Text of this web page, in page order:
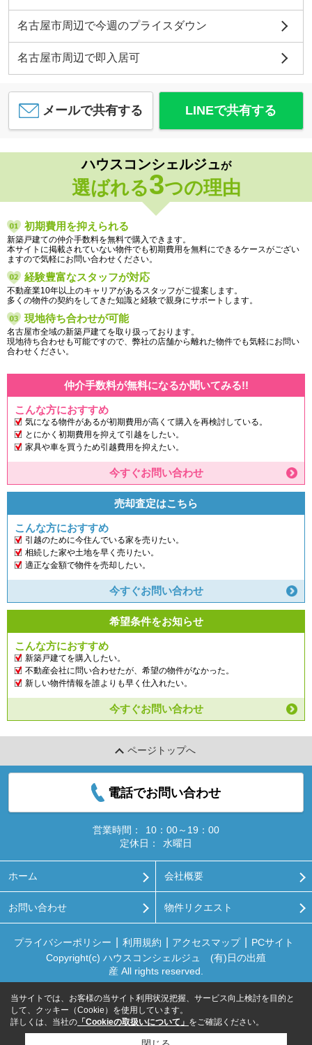
名古屋市周辺で今週のプライスダウン
名古屋市周辺で即入居可
メールで共有する LINEで共有する
ハウスコンシェルジュが
選ばれる3つの理由
初期費用を抑えられる
新築戸建ての仲介手数料を無料で購入できます。
本サイトに掲載されていない物件でも初期費用を無料にできるケースがござい
ますので気軽にお問い合わせください。
経験豊富なスタッフが対応
不動産業10年以上のキャリアがあるスタッフがご提案します。
多くの物件の契約をしてきた知識と経験で親身にサポートします。
現地待ち合わせが可能
名古屋市全域の新築戸建てを取り扱っております。
現地待ち合わせも可能ですので、弊社の店舗から離れた物件でも気軽にお問い
合わせください。
仲介手数料が無料になるか聞いてみる!!
こんな方におすすめ
気になる物件があるが初期費用が高くて購入を再検討している。
とにかく初期費用を抑えて引越をしたい。
家具や車を買うため引越費用を抑えたい。
今すぐお問い合わせ
売却査定はこちら
こんな方におすすめ
引越のために今住んでいる家を売りたい。
相続した家や土地を早く売りたい。
適正な金額で物件を売却したい。
今すぐお問い合わせ
希望条件をお知らせ
こんな方におすすめ
新築戸建てを購入したい。
不動産会社に問い合わせたが、希望の物件がなかった。
新しい物件情報を誰よりも早く仕入れたい。
今すぐお問い合わせ
ページトップへ
電話でお問い合わせ
営業時間：
10：00～19：00
定休日：
水曜日
ホーム 会社概要
お問い合わせ 物件リクエスト
プライバシーポリシー 利用規約 アクセスマップ
PCサイト
Copyright(c) ハウスコンシェルジュ (有)日の出殖
産 All rights reserved.
当サイトでは、お客様の当サイト利用状況把握、サービス向上検討を目的と
して、クッキー（Cookie）を使用しています。
詳しくは、当社の 「Cookieの取扱いについて」 をご確認ください。